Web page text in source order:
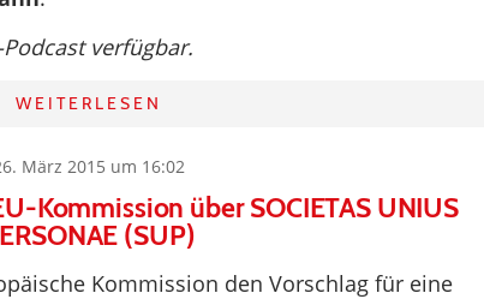
verfügbar.
WEITERLESEN
März 2015 um 16:02
Kommission über SOCIETAS UNIUS
(SUP)
Kommission den Vorschlag für eine